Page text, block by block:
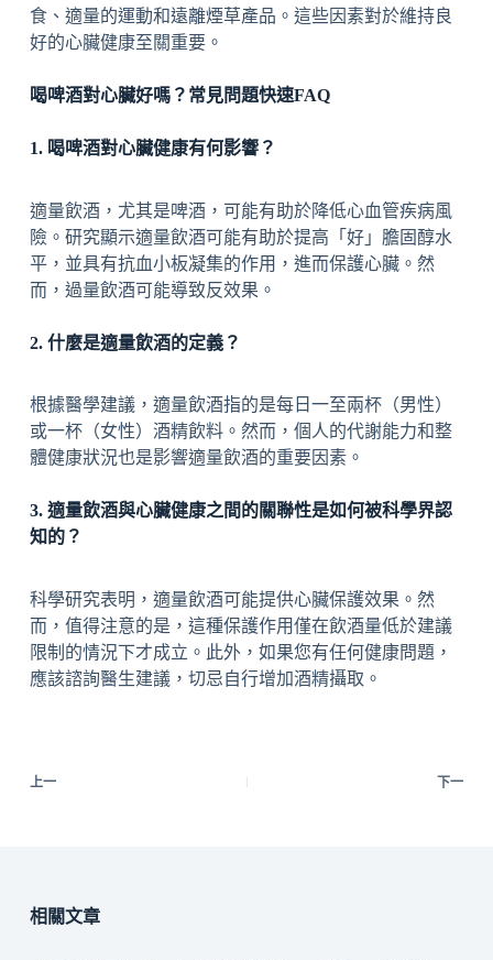
食、適量的運動和遠離煙草產品。這些因素對於維持良
好的心臟健康至關重要。
喝啤酒對心臟好嗎？常見問題快速FAQ
1. 喝啤酒對心臟健康有何影響？
適量飲酒，尤其是啤酒，可能有助於降低心血管疾病風
險。研究顯示適量飲酒可能有助於提高「好」膽固醇水
平，並具有抗血小板凝集的作用，進而保護心臟。然
而，過量飲酒可能導致反效果。
2. 什麼是適量飲酒的定義？
根據醫學建議，適量飲酒指的是每日一至兩杯（男性）
或一杯（女性）酒精飲料。然而，個人的代謝能力和整
體健康狀況也是影響適量飲酒的重要因素。
3. 適量飲酒與心臟健康之間的關聯性是如何被科學界認
知的？
科學研究表明，適量飲酒可能提供心臟保護效果。然
而，值得注意的是，這種保護作用僅在飲酒量低於建議
限制的情況下才成立。此外，如果您有任何健康問題，
應該諮詢醫生建議，切忌自行增加酒精攝取。
上一 下一
相關文章